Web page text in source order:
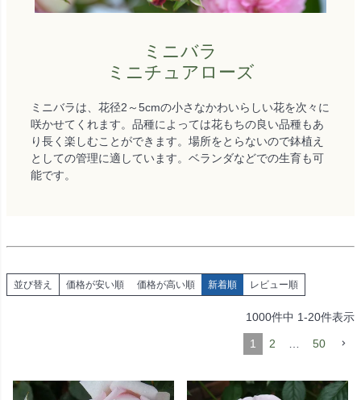
ミニバラ
ミニチュアローズ
ミニバラは、花径2～5cmの小さなかわいらしい花を次々に
咲かせてくれます。品種によっては花もちの良い品種もあ
り長く楽しむことができます。場所をとらないので鉢植え
としての管理に適しています。ベランダなどでの生育も可
能です。
並び替え 価格が安い順 価格が高い順 新着順 レビュー順
1000件中 1-20件表示
1 2 50